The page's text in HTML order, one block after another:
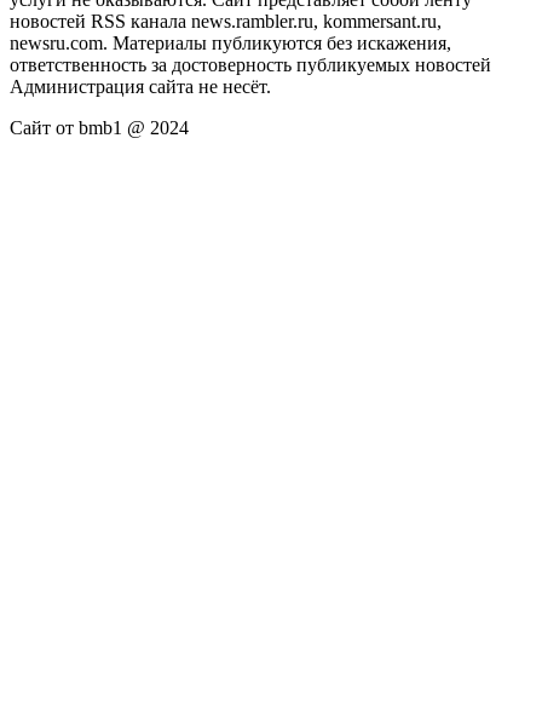
новостей RSS канала news.rambler.ru, kommersant.ru,
newsru.com. Материалы публикуются без искажения,
ответственность за достоверность публикуемых новостей
Администрация сайта не несёт.
Сайт от bmb1 @ 2024